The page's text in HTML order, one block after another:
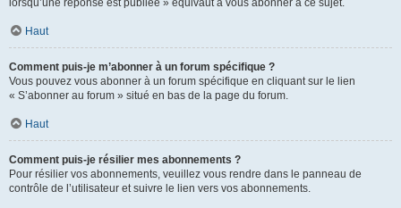
lorsqu’une réponse est publiée » équivaut à vous abonner à ce sujet.
Haut
Comment puis-je m’abonner à un forum spécifique ?
Vous pouvez vous abonner à un forum spécifique en cliquant sur le lien
« S’abonner au forum » situé en bas de la page du forum.
Haut
Comment puis-je résilier mes abonnements ?
Pour résilier vos abonnements, veuillez vous rendre dans le panneau de
contrôle de l’utilisateur et suivre le lien vers vos abonnements.